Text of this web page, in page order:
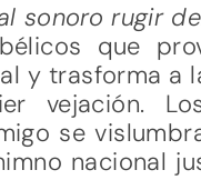
sonoro rugir
que
y trasforma a
vejación.
se
nacional